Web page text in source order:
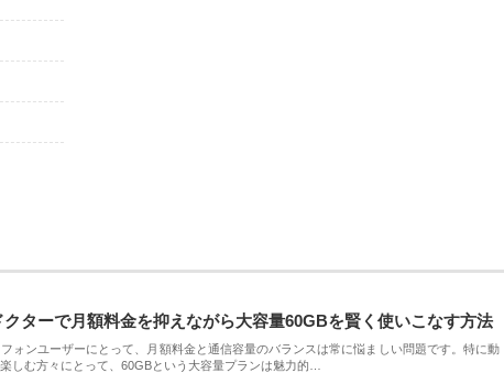
クターで月額料金を抑えながら大容量60GBを賢く使いこなす方法
ォンユーザーにとって、月額料金と通信容量のバランスは常に悩ましい問題です。特に動
しむ方々にとって、60GBという大容量プランは魅力的…